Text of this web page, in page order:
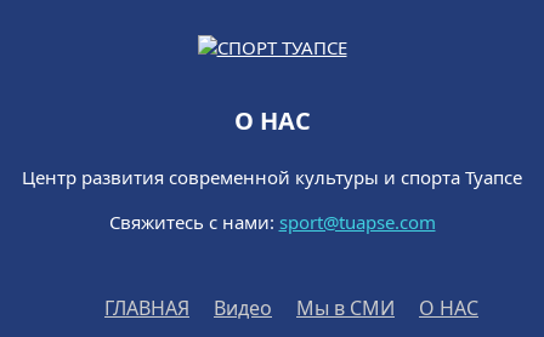
О НАС
Центр развития современной культуры и спорта Туапсе
Свяжитесь с нами: sport@tuapse.com
ГЛАВНАЯ Видео Мы в СМИ О НАС